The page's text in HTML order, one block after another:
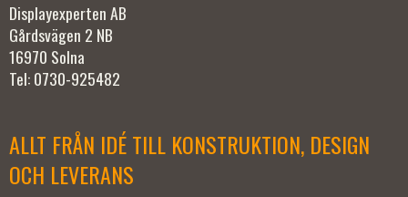
Displayexperten AB
Gårdsvägen 2 NB
16970 Solna
Tel: 0730-925482
ALLT FRÅN IDÉ TILL KONSTRUKTION, DESIGN
OCH LEVERANS